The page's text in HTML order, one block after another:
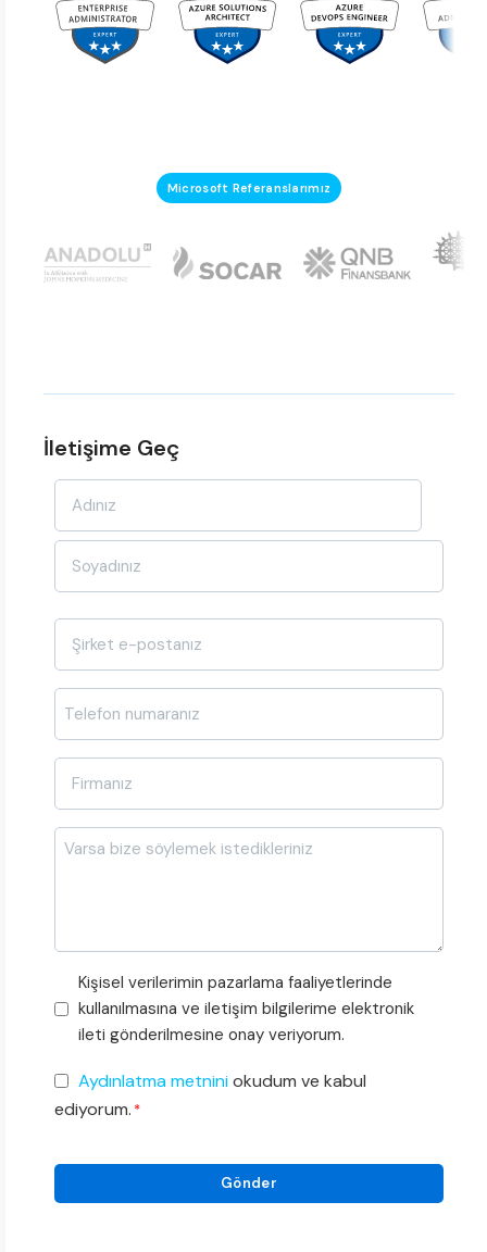
Microsoft Referanslarımız
İletişime Geç
Ad-
Soyad
*
posta
*
*
Mesajı
Pazarlama
Faaliyetleri
Onayı
Kişisel verilerimin pazarlama faaliyetlerinde
kullanılmasına ve iletişim bilgilerime elektronik
ileti gönderilmesine onay veriyorum.
KVKK
Onayı
Aydınlatma metniniokudum ve kabul
ediyorum. *